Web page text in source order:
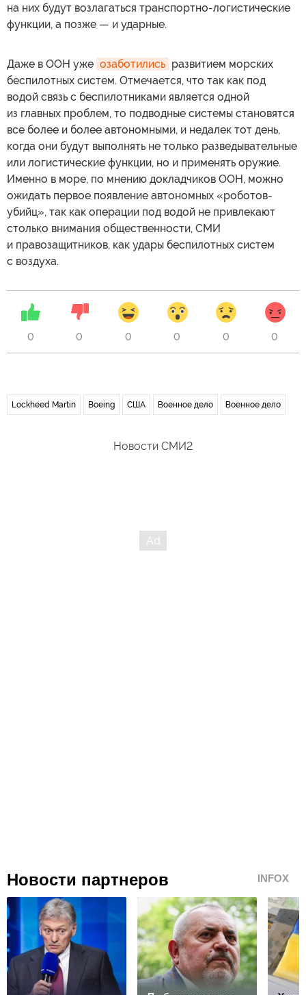
на них будут возлагаться транспортно-логистические
функции, а позже — и ударные.
Даже в ООН уже озаботились развитием морских
беспилотных систем. Отмечается, что так как под
водой связь с беспилотниками является одной
из главных проблем, то подводные системы становятся
все более и более автономными, и недалек тот день,
когда они будут выполнять не только разведывательные
или логистические функции, но и применять оружие.
Именно в море, по мнению докладчиков ООН, можно
ожидать первое появление автономных «роботов-
убийц», так как операции под водой не привлекают
столько внимания общественности, СМИ
и правозащитников, как удары беспилотных систем
с воздуха.
0 0 0 0 0 0
Lockheed Martin Boeing США Военное дело Военное дело
Новости СМИ2
Новости партнеров INFOX